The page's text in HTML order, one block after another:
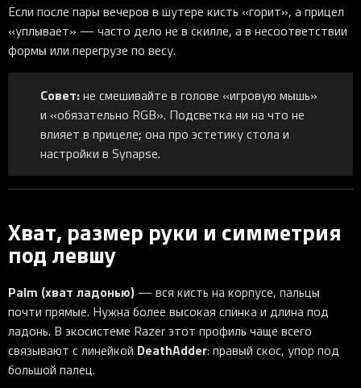
Если после пары вечеров в шутере кисть «горит», а прицел
«уплывает» — часто дело не в скилле, а в несоответствии
формы или перегрузе по весу.
Совет:не смешивайте в голове «игровую мышь»
и «обязательно RGB». Подсветка ни на что не
влияет в прицеле; она про эстетику стола и
настройки в Synapse.
Хват, размер руки и симметрия
под левшу
Palm (хват ладонью) — вся кисть на корпусе, пальцы
почти прямые. Нужна более высокая спинка и длина под
ладонь. В экосистеме Razer этот профиль чаще всего
связывают с линейкой DeathAdder: правый скос, упор под
большой палец.